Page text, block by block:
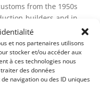
et nos partenaires utilisons
stocker et/ou accéder aux
à ces technologies nous
des données
navigation ou des ID uniques
from the 1950s
builders and in
750cc (increased to
Fiat engine. In SVRA,